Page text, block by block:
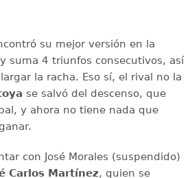
su mejor versión en la
suma 4 triunfos consecutivos, así
la racha. Eso sí, el rival no la
se salvó del descenso, que
y ahora no tiene nada que
con José Morales (suspendido)
Carlos Martínez, quien se